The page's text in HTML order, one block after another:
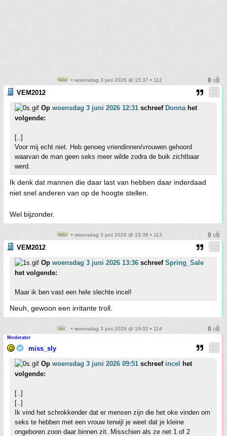
• woensdag 3 juni 2026 @ 15:37 • 112
VEM2012
Op woensdag 3 juni 2026 12:31 schreef Donnahet
volgende:
[..]
Voor mij echt niet. Heb genoeg vriendinnen/vrouwen gehoord
waarvan de man geen seks meer wilde zodra de buik zichtbaar
werd.
Ik denk dat mannen die daar last van hebben daar inderdaad
niet snel anderen van op de hoogte stellen.
Wel bijzonder.
• woensdag 3 juni 2026 @ 15:38 • 113
VEM2012
Op woensdag 3 juni 2026 13:36 schreef Spring_Sale
het volgende:
Maar ik ben vast een hele slechte incel!
Neuh, gewoon een irritante troll.
• woensdag 3 juni 2026 @ 16:02 • 114
Moderator
miss_sly
Op woensdag 3 juni 2026 09:51 schreef incel
het
volgende:
[..]
[..]
Ik vind het schrokkender dat er mensen zijn die het oke vinden om
seks te hebben met een vrouw terwijl je weet dat je kleine
ongeboren zoon daar binnen zit. Misschien als ze net 1 of 2